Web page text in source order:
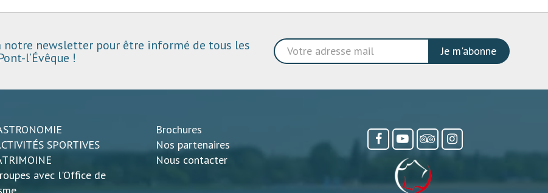
newsletter pour être informé de tous les
l’Évêque !
Je m'abonne
SPORTIVES
avec l'Office de
Brochures
Nos partenaires
Nous contacter